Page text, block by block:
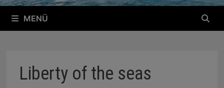
MENÜ
Liberty of the seas